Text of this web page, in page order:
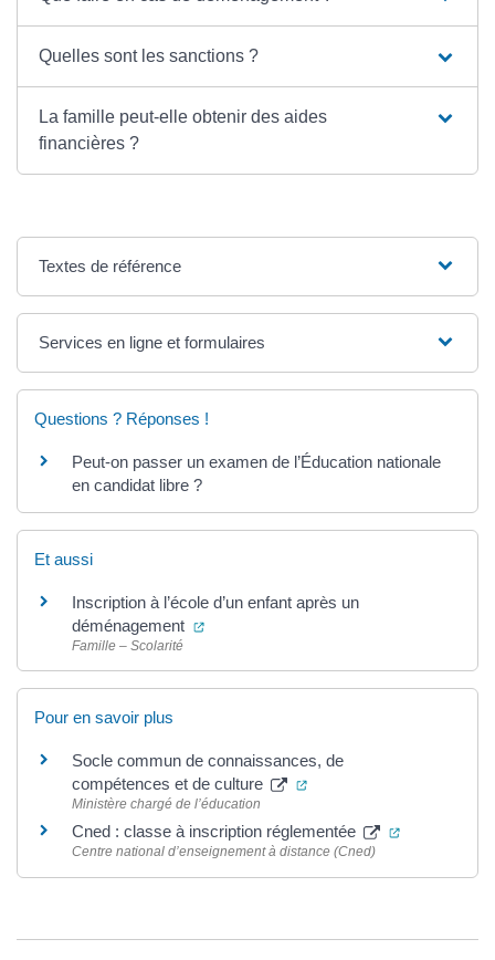
Quelles sont les sanctions ?
La famille peut-elle obtenir des aides
financières ?
Textes de référence
Services en ligne et formulaires
Questions ? Réponses !
Peut-on passer un examen de l’Éducation nationale
en candidat libre ?
Et aussi
Inscription à l’école d’un enfant après un
déménagement
(ouverture dans un nouvel onglet)
Famille – Scolarité
Pour en savoir plus
Socle commun de connaissances, de
compétences et de culture
(ouverture dans un
Ministère chargé de l’éducation
Cned : classe à inscription réglementée (ouverture
Centre national d’enseignement à distance (Cned)